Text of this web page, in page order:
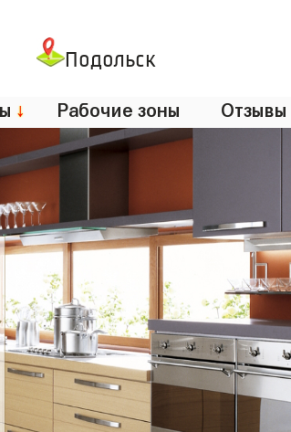
Подольск
↓ Рабочие зоны Отзывы